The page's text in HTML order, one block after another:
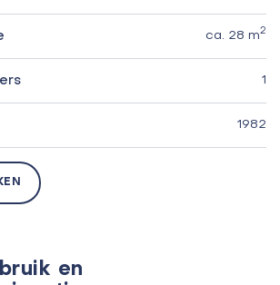
ca. 28 m2
1
1982
en